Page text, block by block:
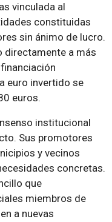
vinculada al
constituidas
sin ánimo de lucro.
directamente a más
euro invertido se
euros.
institucional
Sus promotores
y vecinos
concretas.
que
miembros de
a nuevas